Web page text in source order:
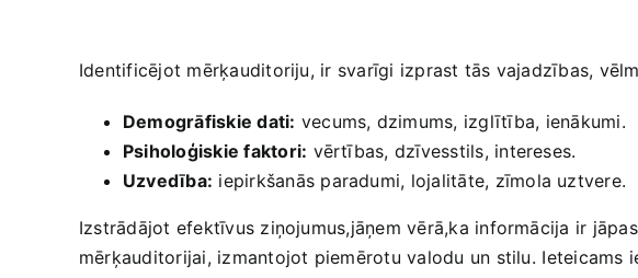
Identificējot mērķauditoriju, ir svarīgi izprast tās vajadzības,‌
Demogrāfiskie dati: vecums, dzimums, izglītība, ⁤ienākumi.
Psiholoģiskie faktori: vērtības, dzīvesstils, intereses.
Uzvedība: iepirkšanās paradumi, lojalitāte, zīmola uztvere.
Izstrādājot efektīvus ziņojumus,jāņem vērā,ka informācija ir
mērķauditorijai, izmantojot piemērotu valodu un stilu. ⁣Ieteicams